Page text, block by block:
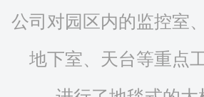
公司对园区内的监控室
地下室、天台等重点